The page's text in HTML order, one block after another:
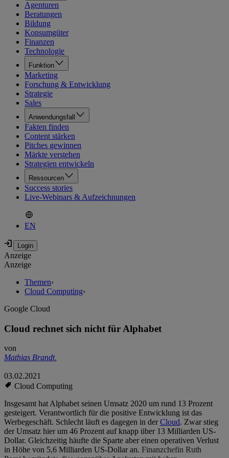
Agenturen
Beratungen
Bildung
Konsumgüter
Finanzen
Technologie
Funktion
Marketing
Forschung & Entwicklung
Strategie
Sales
Anwendungsfall
Fakten finden
Content stärken
Pitches gewinnen
Märkte verstehen
Strategien entwickeln
Ressourcen
Success stories
Live-Webinars & Aufzeichnungen
EN
Anzeige
Anzeige
Themen›
Cloud Computing›
Google Cloud
Cloud rechnet sich nicht für Alphabet
von
Mathias Brandt,
03.02.2021
Cloud Computing
Insgesamt hat Alphabet seinen Umsatz 2020 um rund 13 Prozent
gesteigert. Verantwortlich für die positive Entwicklung ist das
Werbegeschäft. Schlecht läuft es dagegen in derCloud. Zwar stieg
der Umsatz hier um 46 Prozent auf knapp über 13 Milliarden US-
Dollar. Gleichzeitig häufte die Sparte aber einen operativen Verlust
in Höhe von 5,6 Milliarden US-Dollar an. Finanzchefin Ruth